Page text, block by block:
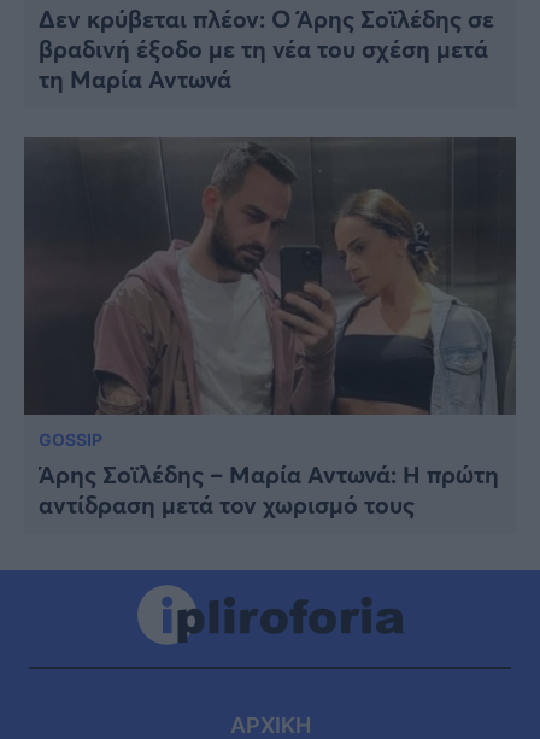
Δεν κρύβεται πλέον: Ο Άρης Σοϊλέδης σε
βραδινή έξοδο με τη νέα του σχέση μετά
τη Μαρία Αντωνά
GOSSIP
Άρης Σοϊλέδης – Μαρία Αντωνά: Η πρώτη
αντίδραση μετά τον χωρισμό τους
ΑΡΧΙΚΗ